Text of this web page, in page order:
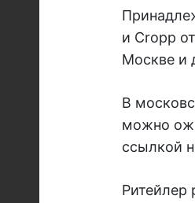
и Cropp
Москве и
В
можно
ссылкой
Ритейлер